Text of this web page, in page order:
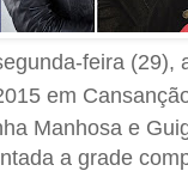
feira (29),
em
Manhosa e
a grade